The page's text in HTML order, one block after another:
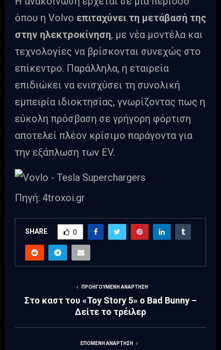
όπου η Volvo επιταχύνει τη μετάβασή της
στην ηλεκτροκίνηση, με νέα μοντέλα και
τεχνολογίες να βρίσκονται συνεχώς στο
επίκεντρο. Παράλληλα, η εταιρεία
επιδιώκει να ενισχύσει τη συνολική
εμπειρία ιδιοκτησίας, γνωρίζοντας πως η
εύκολη πρόσβαση σε γρήγορη φόρτιση
αποτελεί πλέον κρίσιμο παράγοντα για
την εξάπλωση των EV.
Πηγή: 4troxoi.gr
SHARE 0
ΠΡΟΗΓΟΎΜΕΝΗ ΑΝΆΡΤΗΣΗ
Στο καστ του «Toy Story 5» ο Bad Bunny –
Δείτε το τρέιλερ
ΕΠΌΜΕΝΗ ΑΝΆΡΤΗΣΗ